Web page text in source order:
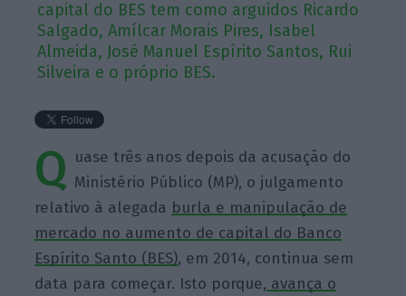
capital do BES tem como arguidos Ricardo
Salgado, Amílcar Morais Pires, Isabel
Almeida, José Manuel Espírito Santos, Rui
Silveira e o próprio BES.
Q uase três anos depois da acusação do
Ministério Público (MP), o julgamento
relativo à alegada burla e manipulação de
mercado no aumento de capital do Banco
Espírito Santo (BES), em 2014, continua sem
data para começar. Isto porque, avança o